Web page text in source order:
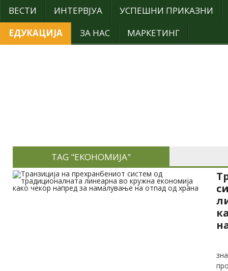
ВЕСТИ ИНТЕРВЈУА
УСПЕШНИ ПРИКАЗНИ
ЕДУКАЦИЈА
ЗА НАС МАРКЕТИНГ
TAG "ЕКОНОМИЈА"